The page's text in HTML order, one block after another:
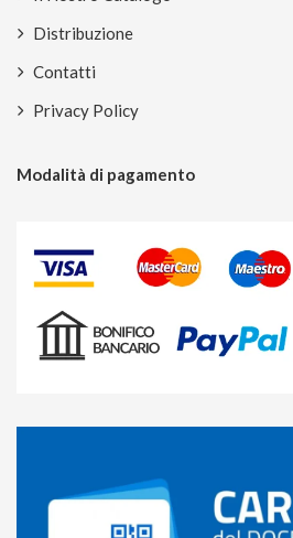
Distribuzione
Contatti
Privacy Policy
Modalità di pagamento